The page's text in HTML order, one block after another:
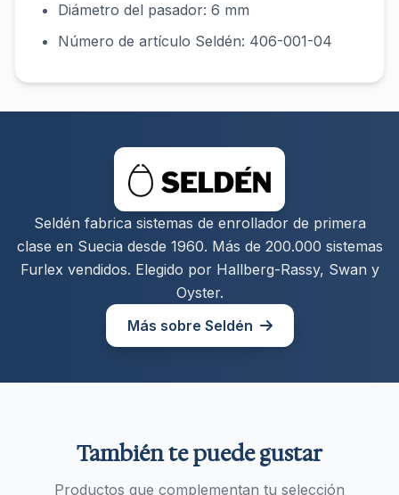
Diámetro del pasador: 6 mm
Número de artículo Seldén: 406-001-04
Seldén fabrica sistemas de enrollador de primera
clase en Suecia desde 1960. Más de 200.000 sistemas
Furlex vendidos. Elegido por Hallberg-Rassy, Swan y
Oyster.
Más sobre Seldén
También te puede gustar
Productos que complementan tu selección